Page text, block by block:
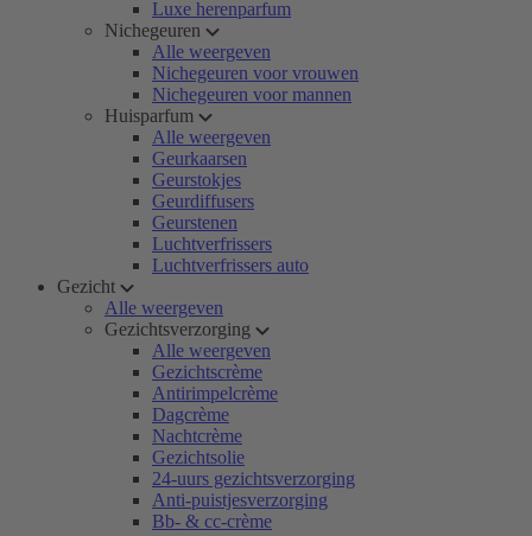
Luxe herenparfum
Nichegeuren
Alle weergeven
Nichegeuren voor vrouwen
Nichegeuren voor mannen
Huisparfum
Alle weergeven
Geurkaarsen
Geurstokjes
Geurdiffusers
Geurstenen
Luchtverfrissers
Luchtverfrissers auto
Gezicht
Alle weergeven
Gezichtsverzorging
Alle weergeven
Gezichtscrème
Antirimpelcrème
Dagcrème
Nachtcrème
Gezichtsolie
24-uurs gezichtsverzorging
Anti-puistjesverzorging
Bb- & cc-crème